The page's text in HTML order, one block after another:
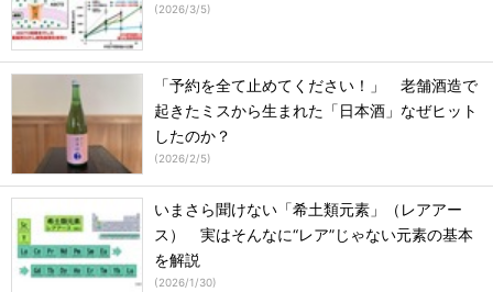
(2026/3/5)
「予約を全て止めてください！」 老舗酒造で
起きたミスから生まれた「日本酒」なぜヒット
したのか？
(2026/2/5)
いまさら聞けない「希土類元素」（レアアー
ス） 実はそんなに“レア”じゃない元素の基本
を解説
(2026/1/30)